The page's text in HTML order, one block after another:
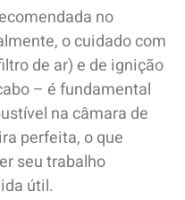
no
o cuidado com
de ar) e de ignição
– é fundamental
na câmara de
perfeita, o que
seu trabalho
útil.